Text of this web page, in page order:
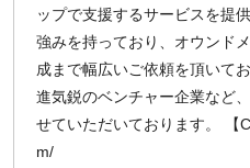
ップで支援するサービスを提
強みを持っており、オウンド
成まで幅広いご依頼を頂いて
進気鋭のベンチャー企業など
せていただいております。 【
m/